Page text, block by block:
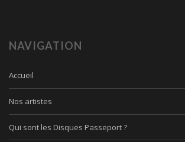
NAVIGATION
Accueil
Nos artistes
Qui sont les Disques Passeport ?